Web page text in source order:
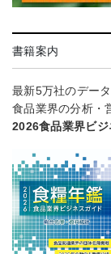
書籍案内
最新5万社のデータ
食品業界の分析・
2026食品業界ビジ